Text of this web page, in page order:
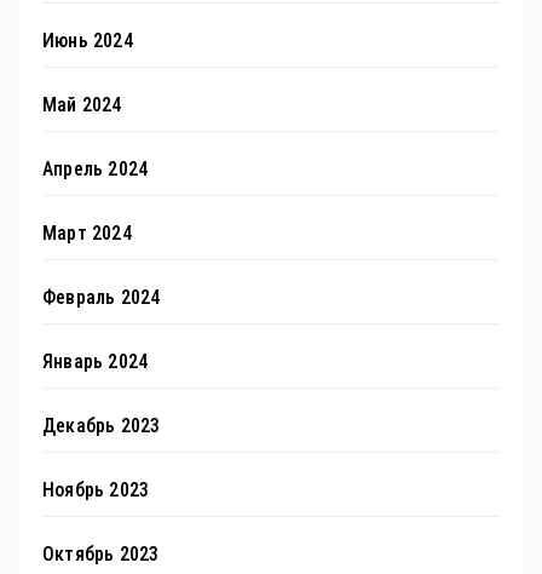
Июнь 2024
Май 2024
Апрель 2024
Март 2024
Февраль 2024
Январь 2024
Декабрь 2023
Ноябрь 2023
Октябрь 2023